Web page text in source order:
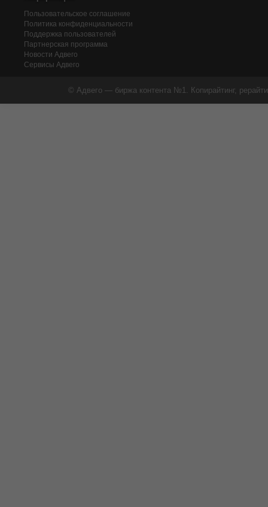
Пользовательское соглашение
Политика конфиденциальности
Поддержка пользователей
Партнерская программа
Новости Адвего
Сервисы Адвего
© Адвего — биржа контента №1. Копирайтинг,